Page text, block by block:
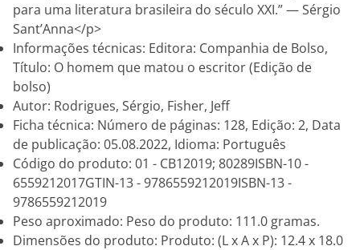
para uma literatura brasileira do século XXI.” — Sérgio
Sant’Anna</p>
Informações técnicas: Editora: Companhia de Bolso,
Título: O homem que matou o escritor (Edição de
bolso)
Autor: Rodrigues, Sérgio, Fisher, Jeff
Ficha técnica: Número de páginas: 128, Edição: 2, Data
de publicação: 05.08.2022, Idioma: Português
Código do produto: 01 - CB12019; 80289ISBN-10 -
6559212017GTIN-13 - 9786559212019ISBN-13 -
9786559212019
Peso aproximado: Peso do produto: 111.0 gramas.
Dimensões do produto: Produto: (L x A x P): 12.4 x 18.0